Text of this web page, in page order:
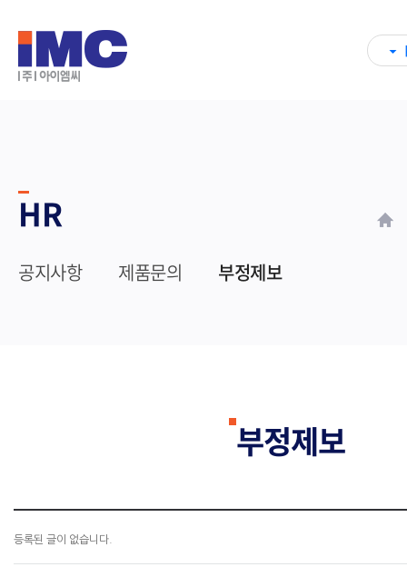
HR
공지사항 제품문의 부정제보
부정제보
등록된 글이 없습니다.